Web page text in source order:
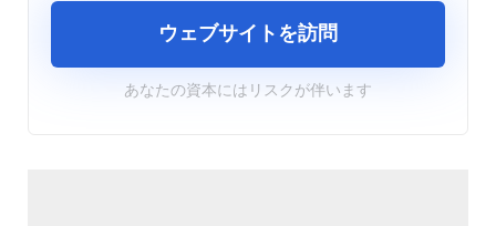
ウェブサイトを訪問
あなたの資本にはリスクが伴います